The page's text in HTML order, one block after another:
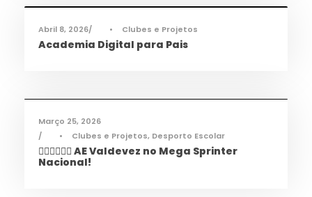
Abril 8, 2026 • Clubes e Projetos
Academia Digital para Pais
Março 25, 2026
•
Clubes e Projetos, Desporto Escolar
🏃‍♀️🏃‍♂️🏃‍♀️ AE Valdevez no Mega Sprinter
Nacional!